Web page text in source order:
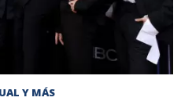
Y MÁS